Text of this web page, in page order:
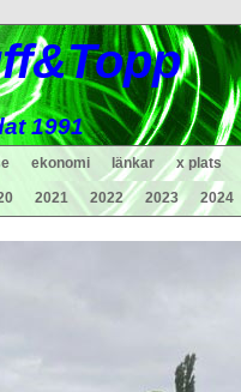
1991
ekonomi länkar x plats
2021 2022 2023 2024